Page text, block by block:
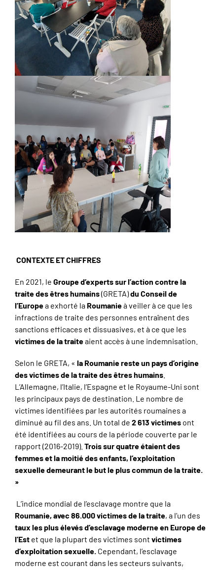
CONTEXTE ET CHIFFRES
En 2021, le Groupe d’experts sur l’action contre la
traite des êtres humains(GRETA)du Conseil de
l’Europea exhorté la Roumanieà veiller à ce que les
infractions de traite des personnes entraînent des
sanctions efficaces et dissuasives, et à ce que les
victimes de la traiteaient accès à une indemnisation.
Selon le GRETA, « la Roumanie reste un pays d’origine
des victimes de la traite des êtres humains.
L’Allemagne, l’Italie, l’Espagne et le Royaume-Uni sont
les principaux pays de destination. Le nombre de
victimes identifiées par les autorités roumaines a
diminué au fil des ans. Un total de 2 613 victimesont
été identifiées au cours de la période couverte par le
rapport (2016-2019). Trois sur quatreétaient des
femmes et la moitié des enfants, l’exploitation
sexuelle demeurant le but le plus commun de la traite.
»
L’indice mondial de l’esclavage montre que la
Roumanie, avec 86.000 victimes de la traite, a l’un des
taux les plus élevésd’esclavage moderne en Europe de
l’Estet que la plupart des victimes sont victimes
d’exploitation sexuelle.Cependant, l’esclavage
moderne est courant dans les secteurs suivants,